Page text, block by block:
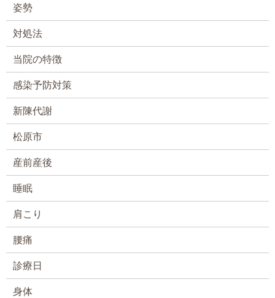
姿勢
対処法
当院の特徴
感染予防対策
新陳代謝
松原市
産前産後
睡眠
肩こり
腰痛
診療日
身体